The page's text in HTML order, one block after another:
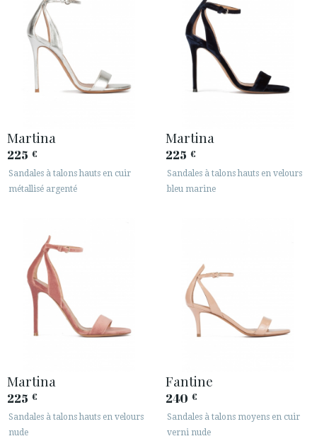
Martina
225 €
Sandales à talons hauts en cuir
métallisé argenté
Martina
225 €
Sandales à talons hauts en velours
bleu marine
Martina
225 €
Sandales à talons hauts en velours
nude
Fantine
240 €
Sandales à talons moyens en cuir
verni nude